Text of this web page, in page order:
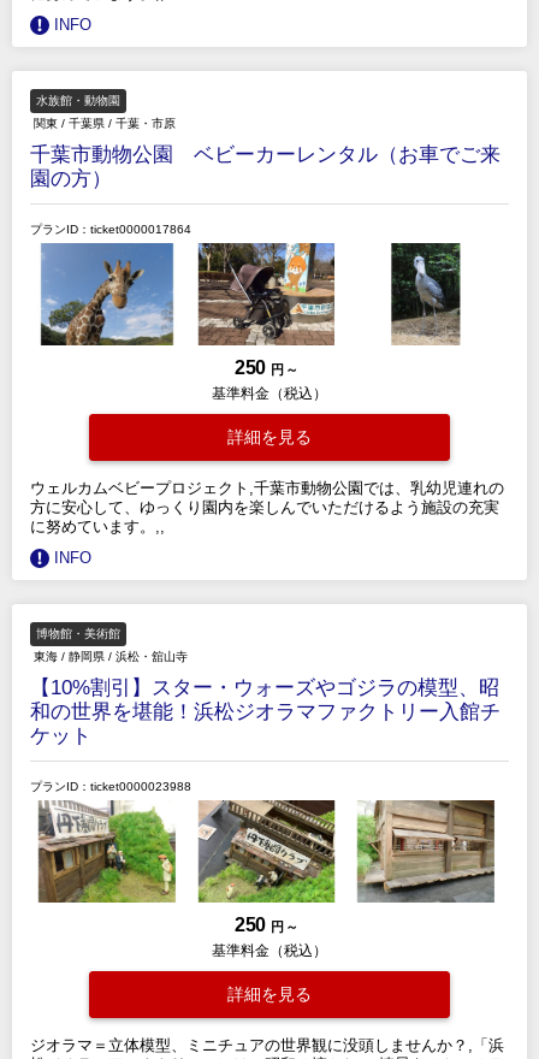
INFO
水族館・動物園
関東 / 千葉県 / 千葉・市原
千葉市動物公園 ベビーカーレンタル（お車でご来
園の方）
プランID：ticket0000017864
250 円 ～
基準料金（税込）
詳細を見る
ウェルカムベビープロジェクト,千葉市動物公園では、乳幼児連れの
方に安心して、ゆっくり園内を楽しんでいただけるよう施設の充実
に努めています。,,
INFO
博物館・美術館
東海 / 静岡県 / 浜松・舘山寺
【10%割引】スター・ウォーズやゴジラの模型、昭
和の世界を堪能！浜松ジオラマファクトリー入館チ
ケット
プランID：ticket0000023988
250 円 ～
基準料金（税込）
詳細を見る
ジオラマ＝立体模型、ミニチュアの世界観に没頭しませんか？,「浜